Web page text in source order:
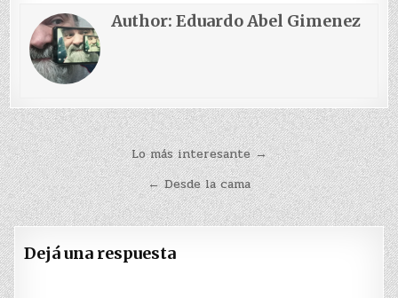
Author:Eduardo Abel Gimenez
Navegación
de
entradas
Lo más interesante →
← Desde la cama
Dejá una respuesta